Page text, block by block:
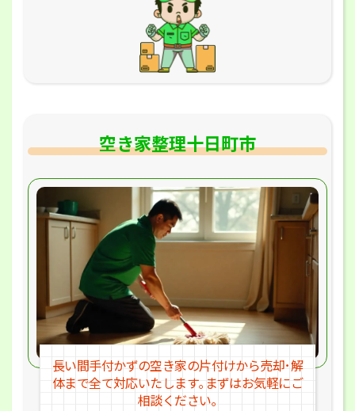
空き家整理十日町市
長い間手付かずの空き家の片付けから売却･解
体まで全て対応いたします｡ まずはお気軽にご
相談ください｡